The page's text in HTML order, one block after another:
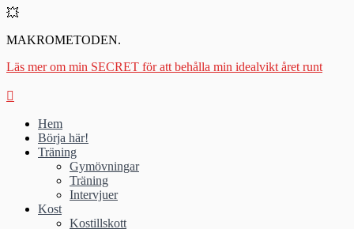
💥
MAKROMETODEN.
Läs mer om min SECRET för att behålla min idealvikt året runt
Hem
Börja här!
Träning
Gymövningar
Träning
Intervjuer
Kost
Kostillskott